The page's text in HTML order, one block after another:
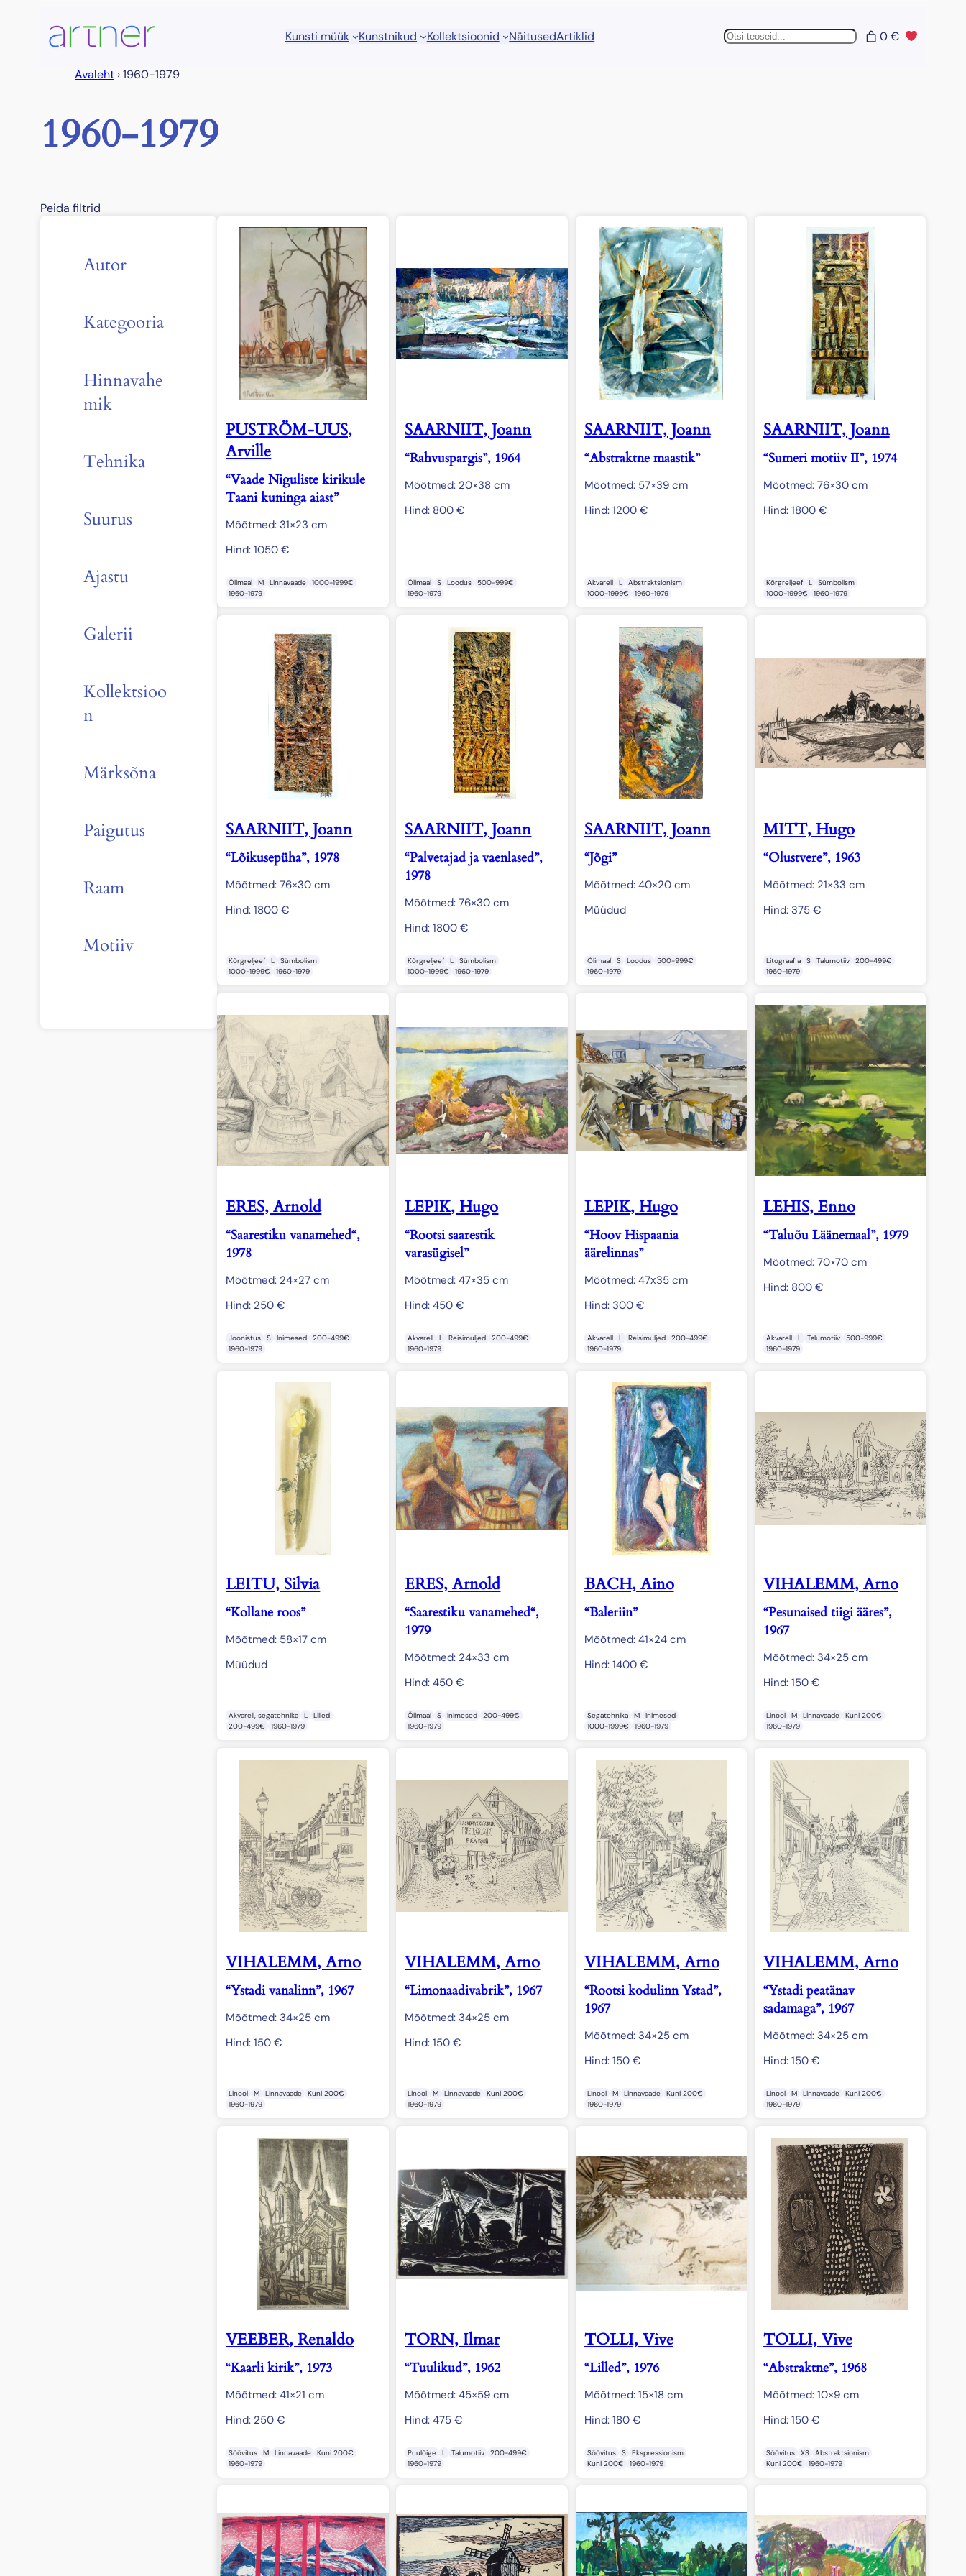
Kunsti müük Kunstnikud Kollektsioonid NäitusedArtiklid Otsing 0 €
Avaleht ›1960-1979
1960-1979
Peida filtrid
Autor
Kategooria
Hinnavahe
mik
Tehnika
Suurus
Ajastu
Galerii
Kollektsioo
n
Märksõna
Paigutus
Raam
Motiiv
PUSTRÖM-UUS,
Arville
“Vaade Niguliste kirikule
Taani kuninga aiast”
Mõõtmed: 31×23 cm
Hind:1050€
Õlimaal M Linnavaade
1000-1999€
1960-1979
SAARNIIT, Joann
“Rahvuspargis”, 1964
Mõõtmed: 20×38 cm
Hind: 800€
Õlimaal S Loodus
500-999€
1960-1979
SAARNIIT, Joann
“Abstraktne maastik”
Mõõtmed: 57×39 cm
Hind: 1200 €
Akvarell L
Abstraktsionism
1000-1999€
1960-1979
SAARNIIT, Joann
“Sumeri motiiv II”, 1974
Mõõtmed: 76×30 cm
Hind: 1800 €
Kõrgreljeef L
Sümbolism
1000-1999€
1960-1979
SAARNIIT, Joann
“Lõikusepüha”, 1978
Mõõtmed: 76×30 cm
Hind:1800€
Kõrgreljeef L
Sümbolism
1000-1999€
1960-1979
SAARNIIT, Joann
“Palvetajad ja vaenlased”,
1978
Mõõtmed: 76×30 cm
Hind:1800€
Kõrgreljeef L
Sümbolism
1000-1999€
1960-1979
SAARNIIT, Joann
“Jõgi”
Mõõtmed: 40×20 cm
Müüdud
Õlimaal S Loodus
500-999€
1960-1979
MITT, Hugo
“Olustvere”, 1963
Mõõtmed: 21×33 cm
Hind: 375 €
Litograafia S Talumotiiv
200-499€
1960-1979
ERES, Arnold
“Saarestiku vanamehed“,
1978
Mõõtmed: 24×27 cm
Hind: 250€
Joonistus S Inimesed
200-499€
1960-1979
LEPIK, Hugo
“Rootsi saarestik
varasügisel”
Mõõtmed: 47×35 cm
Hind:450€
Akvarell L Reisimuljed
200-499€
1960-1979
LEPIK, Hugo
“Hoov Hispaania
äärelinnas”
Mõõtmed: 47х35 cm
Hind: 300 €
Akvarell L Reisimuljed
200-499€
1960-1979
LEHIS, Enno
“Taluõu Läänemaal”, 1979
Mõõtmed: 70×70 cm
Hind: 800 €
Akvarell L Talumotiiv
500-999€
1960-1979
LEITU, Silvia
“Kollane roos”
Mõõtmed: 58×17 cm
Müüdud
Akvarell, segatehnika L
Lilled
200-499€
1960-1979
ERES, Arnold
“Saarestiku vanamehed“,
1979
Mõõtmed: 24×33 cm
Hind:450€
Õlimaal S Inimesed
200-499€
1960-1979
BACH, Aino
“Baleriin”
Mõõtmed: 41×24 cm
Hind: 1400 €
Segatehnika M
Inimesed
1000-1999€
1960-1979
VIHALEMM, Arno
“Pesunaised tiigi ääres”,
1967
Mõõtmed: 34×25 cm
Hind: 150 €
Linool M Linnavaade
Kuni 200€
1960-1979
VIHALEMM, Arno
“Ystadi vanalinn”, 1967
Mõõtmed: 34×25 cm
Hind:150€
Linool M Linnavaade
Kuni 200€
1960-1979
VIHALEMM, Arno
“Limonaadivabrik”, 1967
Mõõtmed: 34×25 cm
Hind:150€
Linool M Linnavaade
Kuni 200€
1960-1979
VIHALEMM, Arno
“Rootsi kodulinn Ystad”,
1967
Mõõtmed: 34×25 cm
Hind: 150 €
Linool M Linnavaade
Kuni 200€
1960-1979
VIHALEMM, Arno
“Ystadi peatänav
sadamaga”, 1967
Mõõtmed: 34×25 cm
Hind: 150 €
Linool M Linnavaade
Kuni 200€
1960-1979
VEEBER, Renaldo
“Kaarli kirik”, 1973
Mõõtmed: 41×21 cm
Hind: 250€
Söövitus M Linnavaade
Kuni 200€
1960-1979
TORN, Ilmar
“Tuulikud”, 1962
Mõõtmed: 45×59 cm
Hind:475€
Puulõige L Talumotiiv
200-499€
1960-1979
TOLLI, Vive
“Lilled”, 1976
Mõõtmed: 15×18 cm
Hind: 180 €
Söövitus S
Ekspressionism
Kuni 200€
1960-1979
TOLLI, Vive
“Abstraktne”, 1968
Mõõtmed: 10×9 cm
Hind: 150 €
Söövitus XS
Abstraktsionism
Kuni 200€
1960-1979